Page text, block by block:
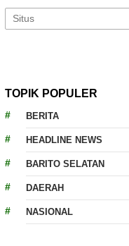
TOPIK POPULER
BERITA
HEADLINE NEWS
BARITO SELATAN
DAERAH
NASIONAL